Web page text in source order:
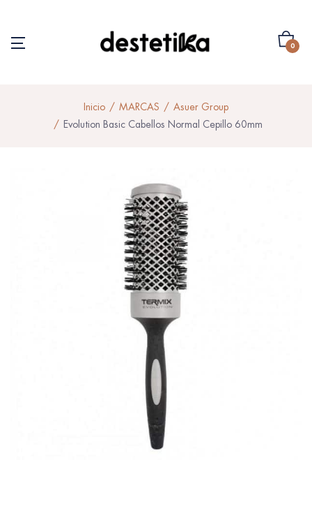
0
Inicio MARCAS
Asuer Group
Evolution Basic Cabellos Normal Cepillo 60mm